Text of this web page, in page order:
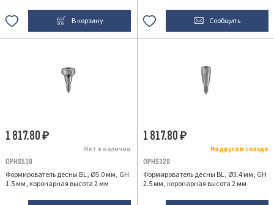
В корзину Сообщить
Нет в наличии
1 817.80₽
OPHS510
Формирователь десны BL, Ø5.0 мм, GH
1.5 мм, коронарная высота 2 мм
На другом складе
1 817.80₽
OPHS320
Формирователь десны BL, Ø3.4 мм, GH
2.5 мм, коронарная высота 2 мм